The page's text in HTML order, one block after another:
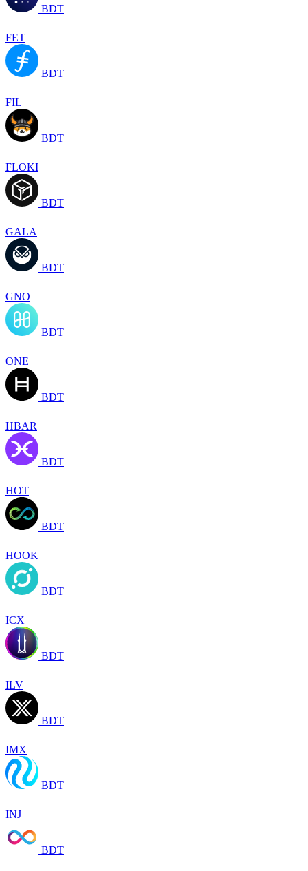
BDT
FET
BDT
FIL
BDT
FLOKI
BDT
GALA
BDT
GNO
BDT
ONE
BDT
HBAR
BDT
HOT
BDT
HOOK
BDT
ICX
BDT
ILV
BDT
IMX
BDT
INJ
BDT